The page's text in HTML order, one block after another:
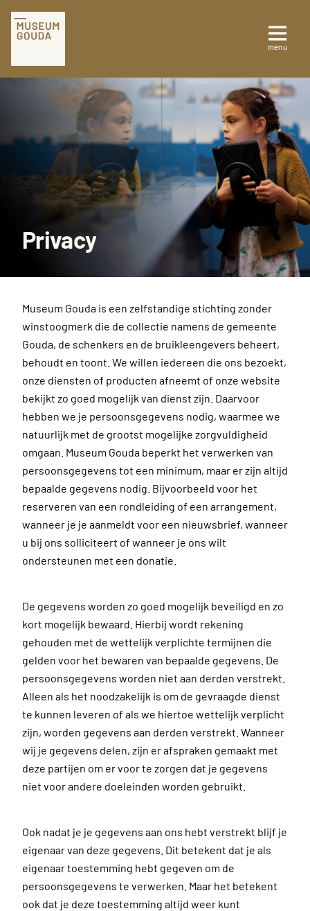
menu
NL
Sluiten
Plan je bezoek
Te zien en te doen
Collectie
Over Museum Gouda
Privacy
Museum Gouda is een zelfstandige stichting zonder
winstoogmerk die de collectie namens de gemeente
Gouda, de schenkers en de bruikleengevers beheert,
behoudt en toont. We willen iedereen die ons bezoekt,
onze diensten of producten afneemt of onze website
bekijkt zo goed mogelijk van dienst zijn. Daarvoor
hebben we je persoonsgegevens nodig, waarmee we
natuurlijk met de grootst mogelijke zorgvuldigheid
omgaan. Museum Gouda beperkt het verwerken van
persoonsgegevens tot een minimum, maar er zijn altijd
bepaalde gegevens nodig. Bijvoorbeeld voor het
reserveren van een rondleiding of een arrangement,
wanneer je je aanmeldt voor een nieuwsbrief, wanneer
u bij ons solliciteert of wanneer je ons wilt
ondersteunen met een donatie.
De gegevens worden zo goed mogelijk beveiligd en zo
kort mogelijk bewaard. Hierbij wordt rekening
gehouden met de wettelijk verplichte termijnen die
gelden voor het bewaren van bepaalde gegevens. De
persoonsgegevens worden niet aan derden verstrekt.
Alleen als het noodzakelijk is om de gevraagde dienst
te kunnen leveren of als we hiertoe wettelijk verplicht
zijn, worden gegevens aan derden verstrekt. Wanneer
wij je gegevens delen, zijn er afspraken gemaakt met
deze partijen om er voor te zorgen dat je gegevens
niet voor andere doeleinden worden gebruikt.
Ook nadat je je gegevens aan ons hebt verstrekt blijf je
eigenaar van deze gegevens. Dit betekent dat je als
eigenaar toestemming hebt gegeven om de
persoonsgegevens te verwerken. Maar het betekent
ook dat je deze toestemming altijd weer kunt